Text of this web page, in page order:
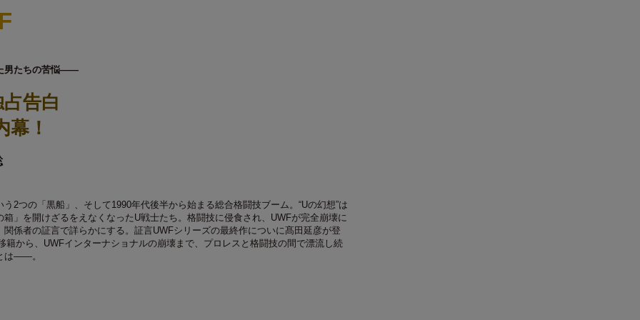
男たちの苦悩――
告白
幕！
2つの「黒船」、そして1990年代後半から始まる総合格闘技ブーム。“Uの幻想”は
箱」を開けざるをえなくなったU戦士たち。格闘技に侵食され、UWFが完全崩壊に
関係者の証言で詳らかにする。証言UWFシリーズの最終作についに髙田延彦が登
籍から、UWFインターナショナルの崩壊まで、プロレスと格闘技の間で漂流し続
は――。